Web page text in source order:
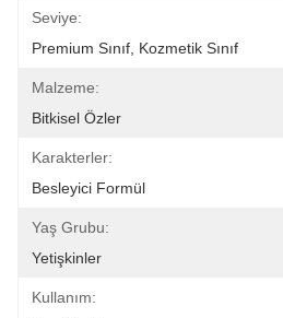
Seviye:
Premium Sınıf, Kozmetik Sınıf
Malzeme:
Bitkisel Özler
Karakterler:
Besleyici Formül
Yaş Grubu:
Yetişkinler
Kullanım: